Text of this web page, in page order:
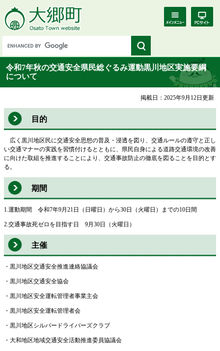
令和7年秋の交通安全県民総ぐるみ運動黒川地区実施要綱
について
掲載日：2025年9月12日更新
目的
広く黒川地区民に交通安全思想の普及・浸透を図り、交通ルールの遵守と正し
い交通マナーの実践を習慣付けるとともに、県民自身による道路交通環境の改善
に向けた取組を推進することにより、交通事故防止の徹底を図ることを目的とす
る。
期間
1.運動期間 令和7年9月21日（日曜日）から30日（火曜日）までの10日間
2.交通事故死ゼロを目指す日 9月30日（火曜日）
主催
・黒川地区交通安全推進連絡協議会
・黒川地区交通安全協会
・黒川地区安全運転管理者事業主会
・黒川地区安全運転管理者会
・黒川地区シルバードライバーズクラブ
・大和地区地域交通安全活動推進委員協議会